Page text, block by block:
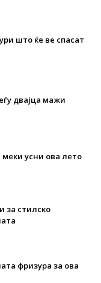
што ќе ве спасат
двајца мажи
усни ова лето
за стилско
фризура за ова